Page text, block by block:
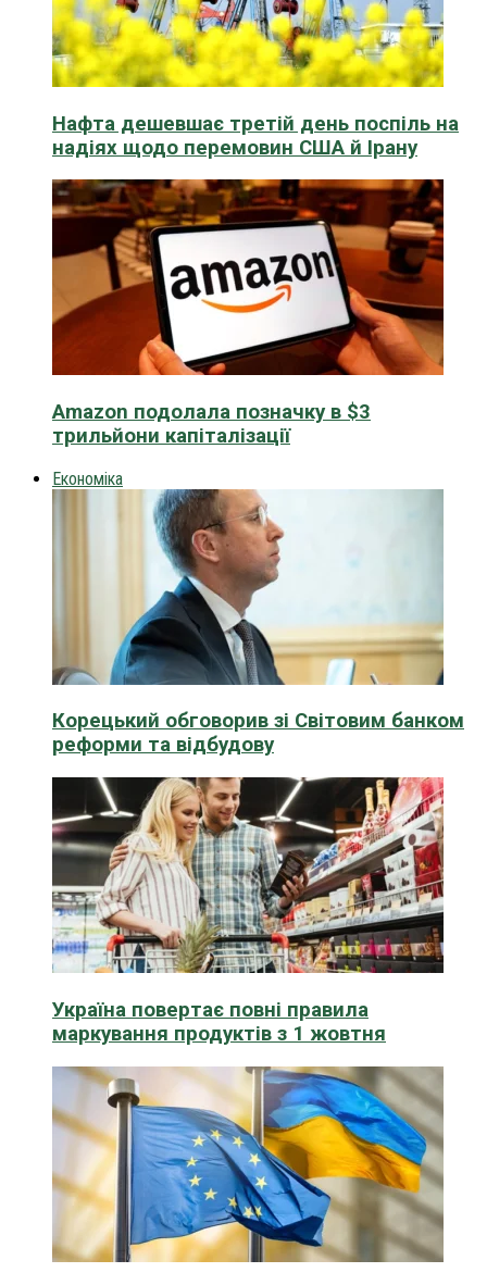
Нафта дешевшає третій день поспіль на
надіях щодо перемовин США й Ірану
Amazon подолала позначку в $3
трильйони капіталізації
Економіка
Корецький обговорив зі Світовим банком
реформи та відбудову
Україна повертає повні правила
маркування продуктів з 1 жовтня